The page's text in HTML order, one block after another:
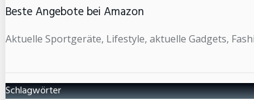
Beste Angebote bei Amazon
Aktuelle Sportgeräte, Lifestyle, aktuelle Gadgets,
Schlagwörter